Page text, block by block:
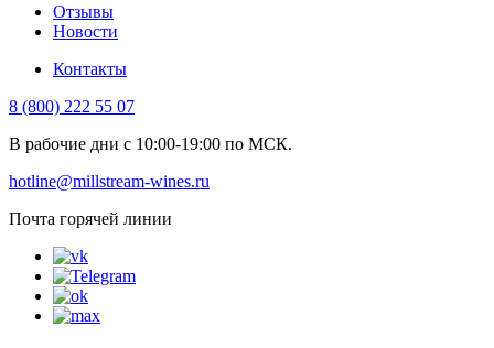
Отзывы
Новости
Контакты
8 (800) 222 55 07
В рабочие дни с 10:00-19:00 по МСК.
hotline@millstream-wines.ru
Почта горячей линии